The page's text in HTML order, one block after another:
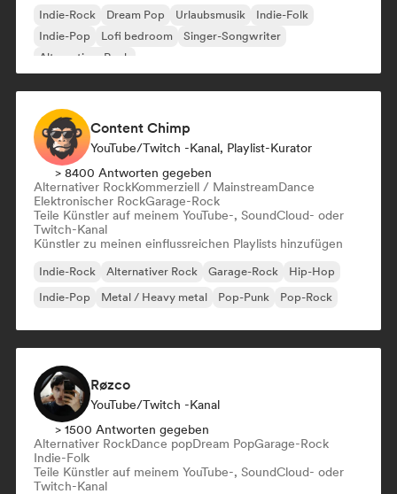
Indie-Rock Dream Pop Urlaubsmusik
Indie-Folk
Indie-Pop
Lofi bedroom
Singer-Songwriter
Alternativer Rock
Content Chimp
YouTube/Twitch -Kanal, Playlist-Kurator
> 8400 Antworten gegeben
Alternativer RockKommerziell / MainstreamDance
Elektronischer RockGarage-Rock
Teile Künstler auf meinem YouTube-, SoundCloud- oder
Twitch-Kanal
Künstler zu meinen einflussreichen Playlists hinzufügen
Indie-Rock Alternativer Rock Garage-Rock
Hip-Hop
Indie-Pop
Metal / Heavy metal Pop-Punk Pop-Rock
Røzco
YouTube/Twitch -Kanal
> 1500 Antworten gegeben
Alternativer RockDance popDream PopGarage-Rock
Indie-Folk
Teile Künstler auf meinem YouTube-, SoundCloud- oder
Twitch-Kanal